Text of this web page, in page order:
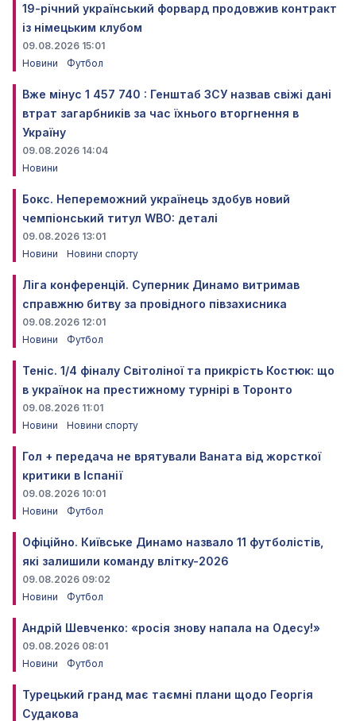
19-річний український форвард продовжив контракт
із німецьким клубом
09.08.2026 15:01
Новини
Футбол
Вже мінус 1 457 740 : Генштаб ЗСУ назвав свіжі дані
втрат загарбників за час їхнього вторгнення в
Україну
09.08.2026 14:04
Новини
Бокс. Непереможний українець здобув новий
чемпіонський титул WBO: деталі
09.08.2026 13:01
Новини
Новини спорту
Ліга конференцій. Суперник Динамо витримав
справжню битву за провідного півзахисника
09.08.2026 12:01
Новини
Футбол
Теніс. 1/4 фіналу Світоліної та прикрість Костюк: що
в українок на престижному турнірі в Торонто
09.08.2026 11:01
Новини
Новини спорту
Гол + передача не врятували Ваната від жорсткої
критики в Іспанії
09.08.2026 10:01
Новини
Футбол
Офіційно. Київське Динамо назвало 11 футболістів,
які залишили команду влітку-2026
09.08.2026 09:02
Новини
Футбол
Андрій Шевченко: «росія знову напала на Одесу!»
09.08.2026 08:01
Новини
Футбол
Турецький гранд має таємні плани щодо Георгія
Судакова